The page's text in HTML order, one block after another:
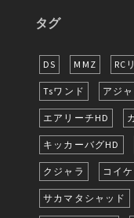
タグ
DS MMZ RC
Tsワンド アジ
エアリーチHD
キッカーバグHD
クジャラ コイケ
サカマタシャッド